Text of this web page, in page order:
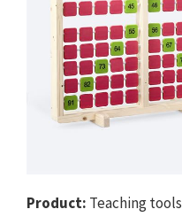
Product: Teaching tools